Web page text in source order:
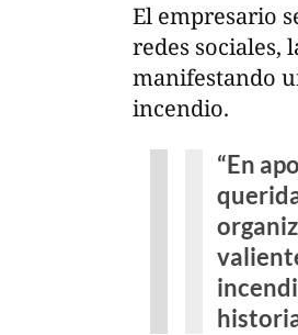
El empresario
redes sociales,
manifestando
incendio.
“En